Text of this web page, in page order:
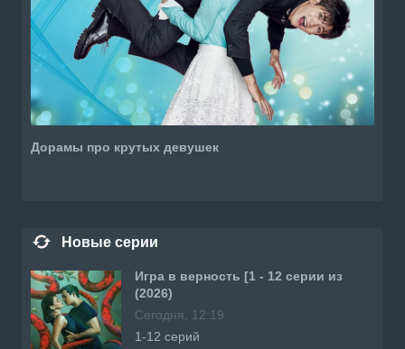
Дорамы про крутых девушек
Новые серии
Игра в верность [1 - 12 серии из
(2026)
Сегодня, 12:19
1-12 серий